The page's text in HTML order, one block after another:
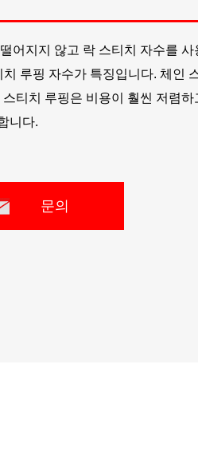
어지지 않고 락 스티치 자수를 사
루핑 자수가 특징입니다. 체인
티치 루핑은 비용이 훨씬 저렴하
니다.
문의